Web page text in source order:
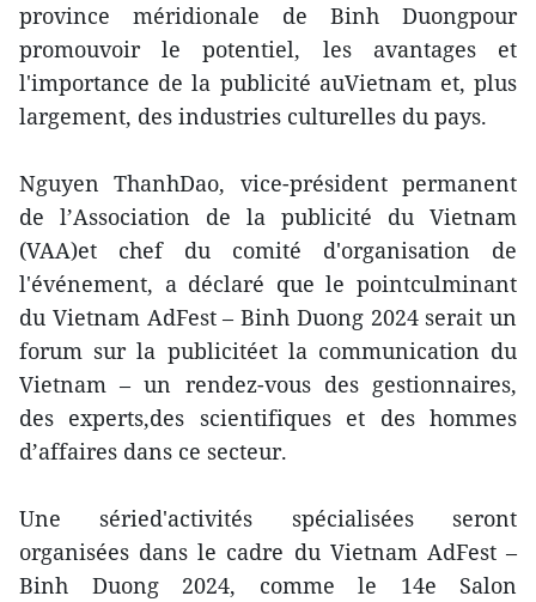
province méridionale de Binh Duongpour
promouvoir le potentiel, les avantages et
l'importance de la publicité auVietnam et, plus
largement, des industries culturelles du pays.
Nguyen ThanhDao, vice-président permanent
de l’Association de la publicité du Vietnam
(VAA)et chef du comité d'organisation de
l'événement, a déclaré que le pointculminant
du Vietnam AdFest – Binh Duong 2024 serait un
forum sur la publicitéet la communication du
Vietnam – un rendez-vous des gestionnaires,
des experts,des scientifiques et des hommes
d’affaires dans ce secteur.
Une séried'activités spécialisées seront
organisées dans le cadre du Vietnam AdFest –
Binh Duong 2024, comme le 14e Salon